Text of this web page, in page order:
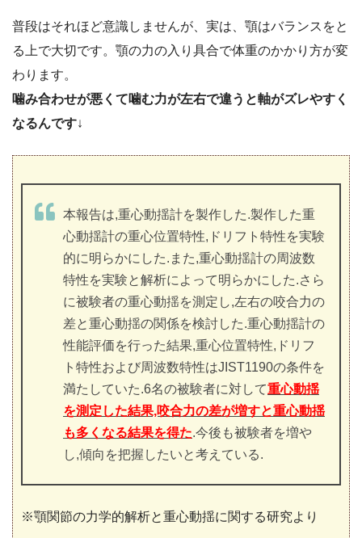
普段はそれほど意識しませんが、実は、顎はバランスをと
る上で大切です。顎の力の入り具合で体重のかかり方が変
わります。
噛み合わせが悪くて噛む力が左右で違うと軸がズレやすく
なるんです↓
本報告は,重心動揺計を製作した.製作した重
心動揺計の重心位置特性,ドリフト特性を実験
的に明らかにした.また,重心動揺計の周波数
特性を実験と解析によって明らかにした.さら
に被験者の重心動揺を測定し,左右の咬合力の
差と重心動揺の関係を検討した.重心動揺計の
性能評価を行った結果,重心位置特性,ドリフ
ト特性および周波数特性はJIST1190の条件を
満たしていた.6名の被験者に対して重心動揺
を測定した結果,咬合力の差が増すと重心動揺
も多くなる結果を得た.今後も被験者を増や
し,傾向を把握したいと考えている.
※顎関節の力学的解析と重心動揺に関する研究より